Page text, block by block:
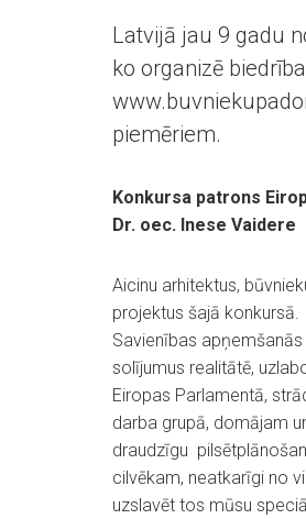
Latvijā jau 9 gadu
ko organizē
piemēriem.
Konkursa patrons
Dr. oec. Inese Vaidere
Aicinu arhitektus,
projektus šajā
Savienības
solījumus realitātē,
Eiropas Parlamentā,
darba grupā, domājam
draudzīgu
cilvēkam, neatkarīgi no
uzslavēt tos mūsu